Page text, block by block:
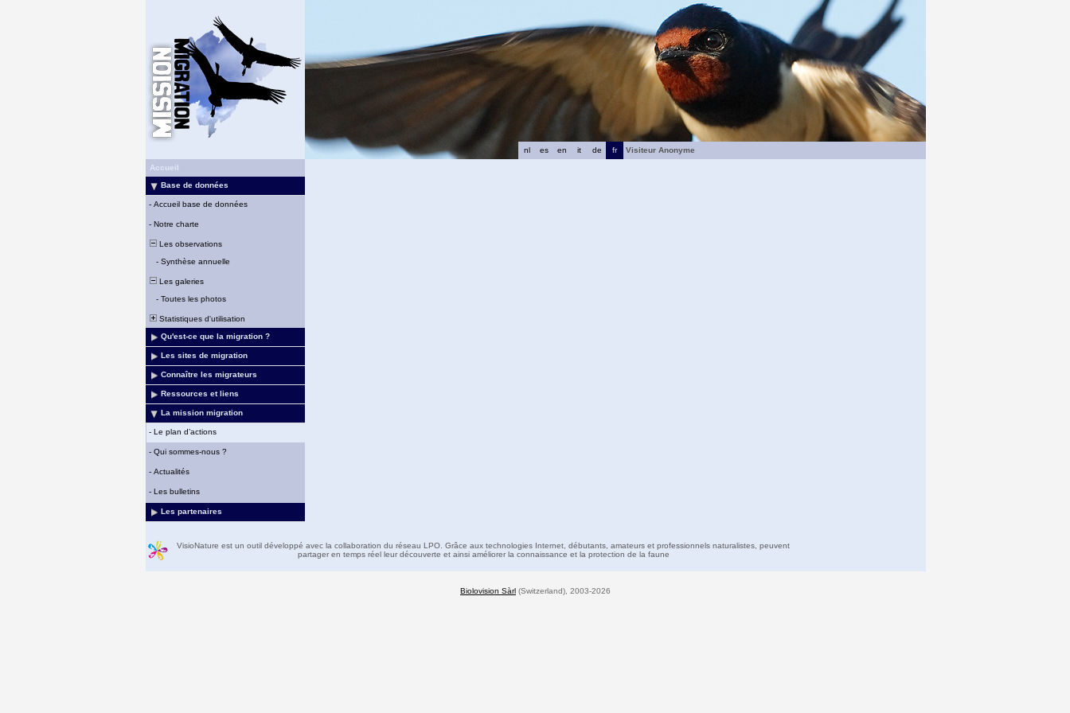
fr
de
it
en
es
nl
Visiteur Anonyme
Accueil
Base de données
- Accueil base de données
- Notre charte
Les observations
- Synthèse annuelle
Les galeries
- Toutes les photos
Statistiques d'utilisation
Qu'est-ce que la migration ?
Les sites de migration
Connaître les migrateurs
Ressources et liens
La mission migration
- Le plan d’actions
- Qui sommes-nous ?
- Actualités
- Les bulletins
Les partenaires
VisioNature est un outil développé avec la collaboration du réseau LPO. Grâce aux technologies Internet, débutants, amateurs et professionnels naturalistes, peuvent
partager en temps réel leur découverte et ainsi améliorer la connaissance et la protection de la faune
Biolovision Sàrl (Switzerland), 2003-2026